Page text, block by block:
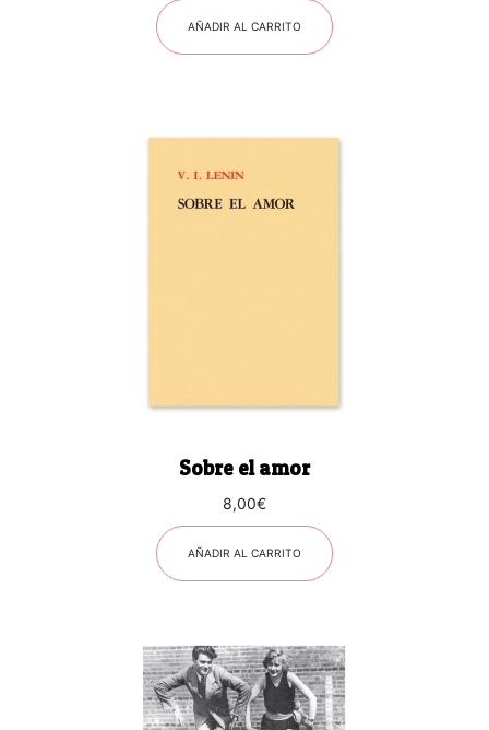
AÑADIR AL CARRITO
Sobre el amor
8,00€
AÑADIR AL CARRITO